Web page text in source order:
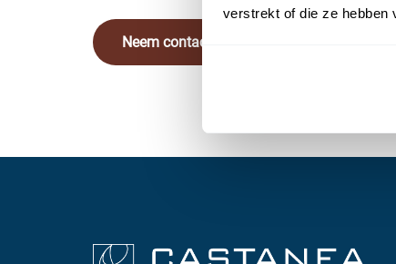
verstrekt of die ze hebben
Neem contact met ons op